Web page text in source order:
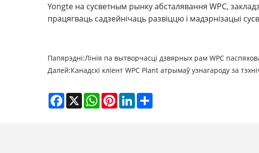
Yongte на сусветным рынку абсталявання WPC,
працягваць садзейнічаць развіццю і мадэрнізацыі
Папярэдні:Лінія па вытворчасці дзвярных рам WPC
Далей:Канадскі кліент WPC Plant атрымаў узнагароду за
Facebook
X WhatsAppPinterestLinkedIn